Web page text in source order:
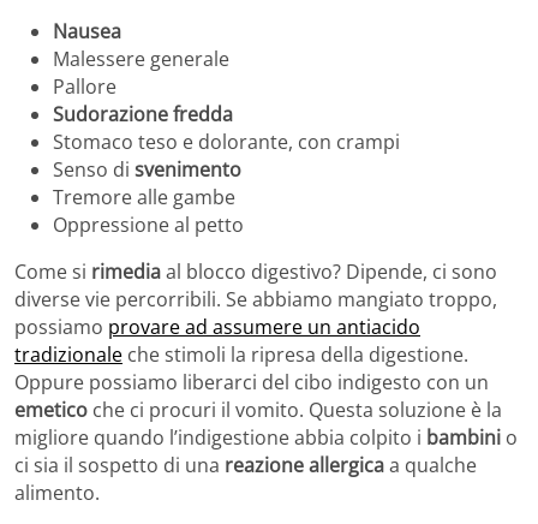
Nausea
Malessere generale
Pallore
Sudorazione fredda
Stomaco teso e dolorante, con crampi
Senso di svenimento
Tremore alle gambe
Oppressione al petto
Come si rimediaal blocco digestivo? Dipende, ci sono
diverse vie percorribili. Se abbiamo mangiato troppo,
possiamo provare ad assumere un antiacido
tradizionale che stimoli la ripresa della digestione.
Oppure possiamo liberarci del cibo indigesto con un
emetico che ci procuri il vomito. Questa soluzione è la
migliore quando l’indigestione abbia colpito i bambini o
ci sia il sospetto di una reazione allergicaa qualche
alimento.